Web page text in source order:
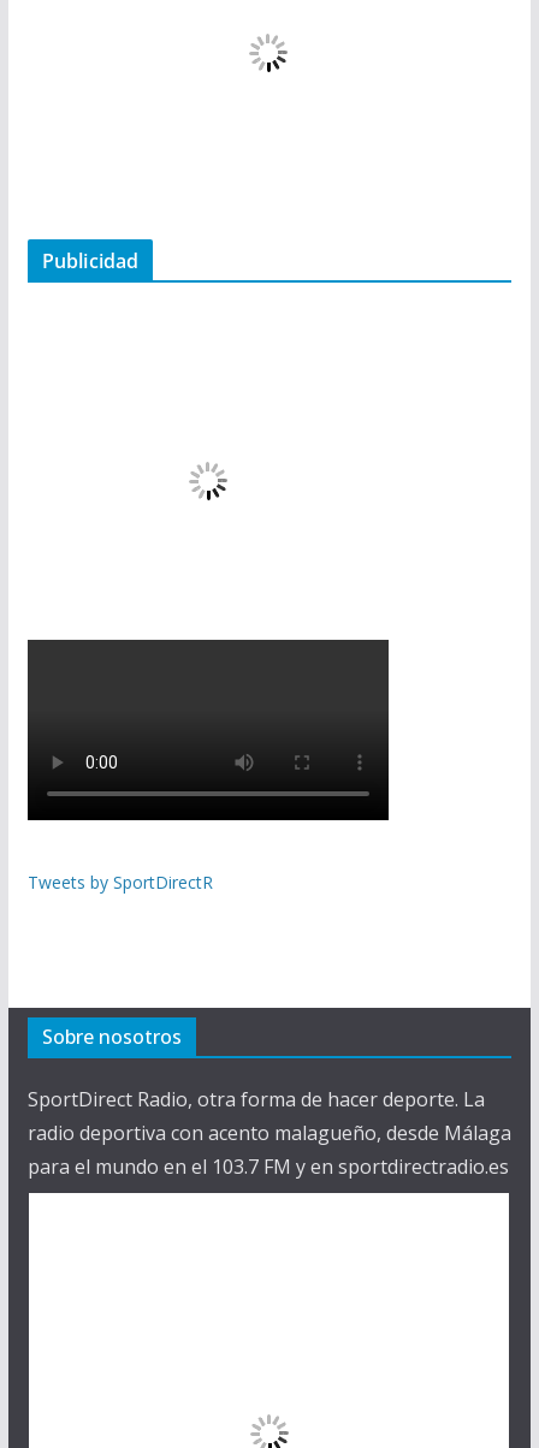
Publicidad
Tweets by SportDirectR
Sobre nosotros
SportDirect Radio, otra forma de hacer deporte. La
radio deportiva con acento malagueño, desde Málaga
para el mundo en el 103.7 FM y en sportdirectradio.es